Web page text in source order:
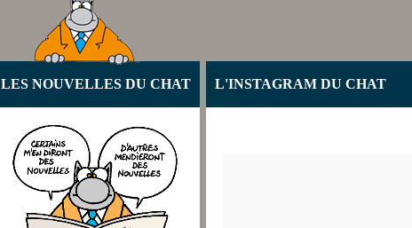
LES NOUVELLES DU CHAT L'INSTAGRAM DU CHAT